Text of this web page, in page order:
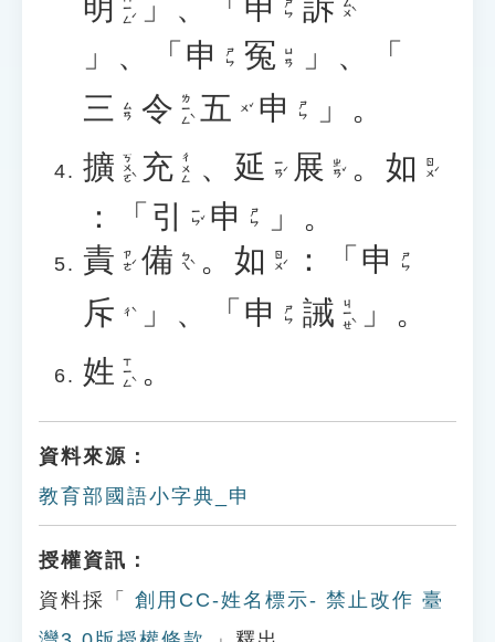
明 ㄇㄧㄥˊ 」、「 申 ㄕㄣ 訴 ㄙㄨˋ
」、「 申 ㄕㄣ 冤 ㄩㄢ
」、「
三 ㄙㄢ 令 ㄌㄧㄥˋ 五 ㄨˇ 申 ㄕㄣ
」。
擴 ㄎㄨㄛˋ 充 ㄔㄨㄥ 、 延 ㄧㄢˊ 展 ㄓㄢˇ 。 如 ㄖㄨˊ
：「 引 ㄧㄣˇ 申 ㄕㄣ
」。
責 ㄗㄜˊ 備 ㄅㄟˋ 。 如 ㄖㄨˊ ：「 申 ㄕㄣ
斥 ㄔˋ 」、「 申 ㄕㄣ 誡 ㄐㄧㄝˋ
」。
姓 ㄒㄧㄥˋ 。
資料來源：
教育部國語小字典_申
授權資訊：
資料採「
創用CC-姓名標示- 禁止改作 臺